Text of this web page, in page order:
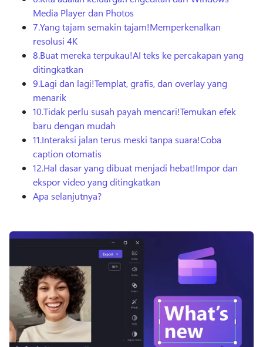
Media Player dan Photos
7.Yang tajam semakin tajam!Memperkenalkan
resolusi 4K
8.Buat mereka terpukau!AI teks ke percakapan yang
ditingkatkan
9.Lagi dan lagi!Templat, grafis, dan overlay yang
menarik
10.Tidak perlu susah payah mencari!Temukan efek
baru dengan mudah
11.Interaksi jalan terus meski tanpa suara!Coba
caption otomatis
12.Hal dasar yang dibuat menjadi hebat!Impor dan
ekspor video yang ditingkatkan
Apa selanjutnya?